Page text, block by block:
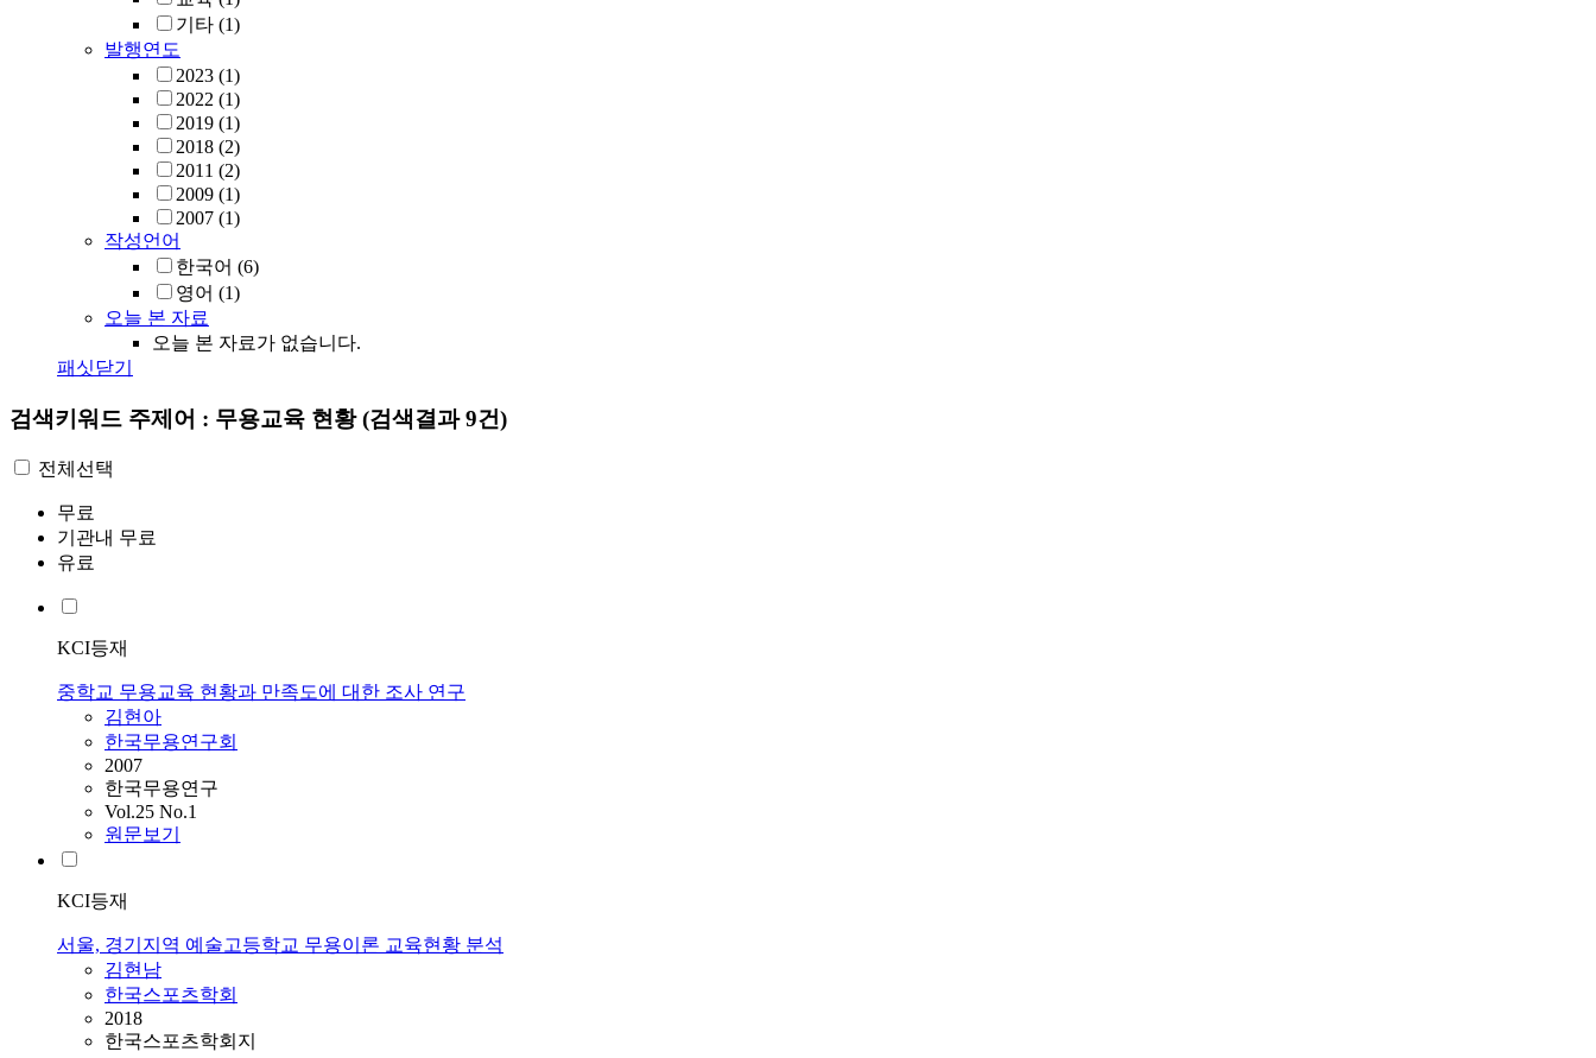
기타 (1)
발행연도
2023 (1)
2022 (1)
2019 (1)
2018 (2)
2011 (2)
2009 (1)
2007 (1)
작성언어
한국어 (6)
영어 (1)
오늘 본 자료
오늘 본 자료가 없습니다.
패싯닫기
검색키워드 주제어 : 무용교육 현황(검색결과 9건)
전체선택
무료
기관내 무료
유료
KCI등재
중학교 무용교육 현황과 만족도에 대한 조사 연구
김현아
한국무용연구회
2007
한국무용연구
Vol.25 No.1
원문보기
KCI등재
서울, 경기지역 예술고등학교 무용이론 교육현황 분석
김현남
한국스포츠학회
2018
한국스포츠학회지